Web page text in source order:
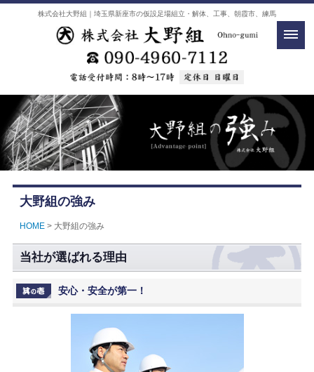
株式会社大野組｜埼玉県新座市の仮設足場組立・解体、工事、朝霞市、練馬
大野組の強み
HOME> 大野組の強み
当社が選ばれる理由
安心・安全が第一！